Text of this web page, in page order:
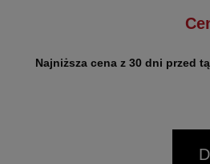
Najniższa cena z 30 dni przed